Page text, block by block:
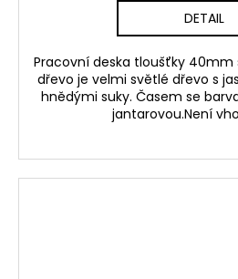
DETAIL
Pracovní deska tloušťky
dřevo je velmi světlé dřevo s
hnědými suky. Časem se
jantarovou.Není